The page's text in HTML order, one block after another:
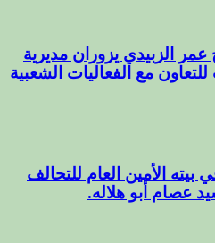
عمر الزبيدي يزوران مديرية
مع الفعاليات الشعبية
الأمين العام للتحالف
عصام أبو هلاله.